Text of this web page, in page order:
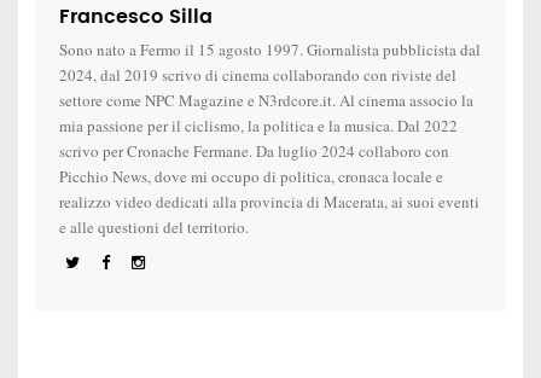
Francesco Silla
Sono nato a Fermo il 15 agosto 1997. Giornalista pubblicista dal
2024, dal 2019 scrivo di cinema collaborando con riviste del
settore come NPC Magazine e N3rdcore.it. Al cinema associo la
mia passione per il ciclismo, la politica e la musica. Dal 2022
scrivo per Cronache Fermane. Da luglio 2024 collaboro con
Picchio News, dove mi occupo di politica, cronaca locale e
realizzo video dedicati alla provincia di Macerata, ai suoi eventi
e alle questioni del territorio.